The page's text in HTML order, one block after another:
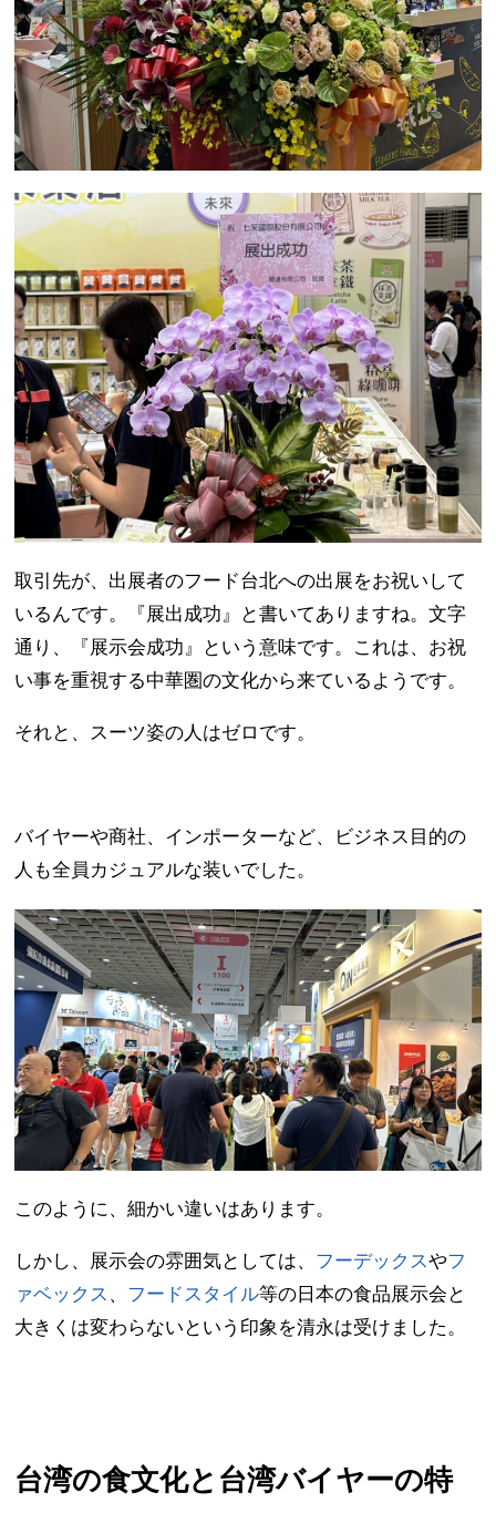
取引先が、出展者のフード台北への出展をお祝いして
いるんです。『展出成功』と書いてありますね。文字
通り、『展示会成功』という意味です。これは、お祝
い事を重視する中華圏の文化から来ているようです。
それと、スーツ姿の人はゼロです。
バイヤーや商社、インポーターなど、ビジネス目的の
人も全員カジュアルな装いでした。
このように、細かい違いはあります。
しかし、展示会の雰囲気としては、 フーデックスやフ
ァベックス 、 フードスタイル等の日本の食品展示会と
大きくは変わらないという印象を清永は受けました。
台湾の食文化と台湾バイヤーの特